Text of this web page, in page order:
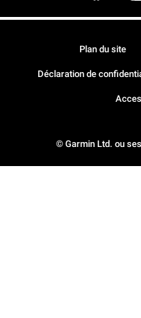
© Garmin Ltd. ou
Plan du site
Déclaration de